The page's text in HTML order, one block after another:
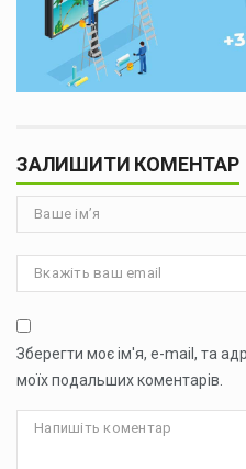
ЗАЛИШИТИ КОМЕНТАР
Зберегти моє ім'я, e-mail, та
моїх подальших коментарів.